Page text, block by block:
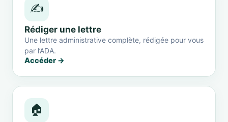
✍️
Rédiger une lettre
Une lettre administrative complète, rédigée pour vous
par l’ADA.
Accéder →
🏠